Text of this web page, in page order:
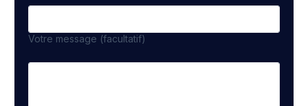
Votre message (facultatif)